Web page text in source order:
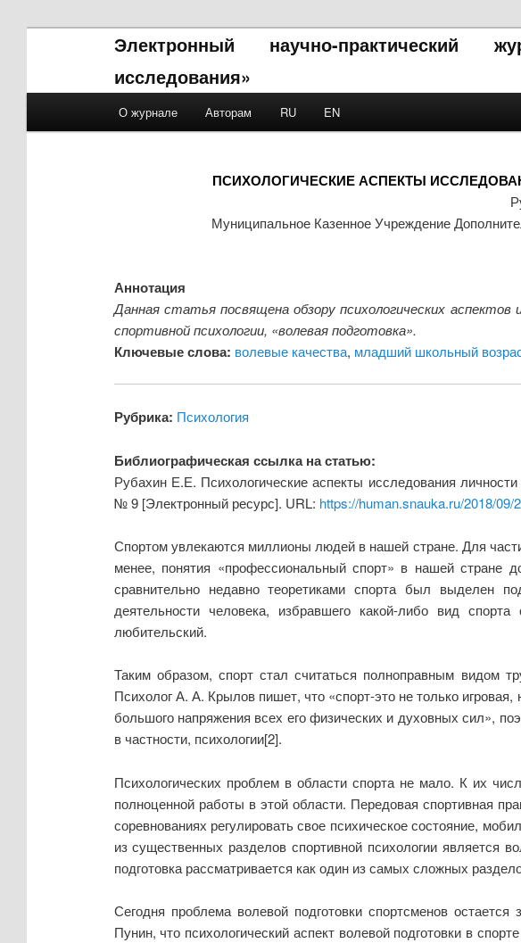
Электронный научно-практический
исследования»
Skip to primary content
Skip to secondary content
О журнале Авторам RU EN
ПСИХОЛОГИЧЕСКИЕ АСПЕКТЫ
Муниципальное Казенное Учреждение
Аннотация
Данная статья посвящена обзору психологических
спортивной психологии, «волевая подготовка».
Ключевые слова: волевые качества, младший школьный
Рубрика: Психология
Библиографическая ссылка на статью:
Рубахин Е.Е. Психологические аспекты исследования
№ 9 [Электронный ресурс]. URL: https://human.snauka.ru/2018/09/
Спортом увлекаются миллионы людей в нашей стране. Для
менее, понятия «профессиональный спорт» в нашей
сравнительно недавно теоретиками спорта был выделен
деятельности человека, избравшего какой-либо вид
любительский.
Таким образом, спорт стал считаться полноправным видом
Психолог А. А. Крылов пишет, что «спорт-это не только
большого напряжения всех его физических и духовных сил»,
в частности, психологии[2].
Психологических проблем в области спорта не мало. К их
полноценной работы в этой области. Передовая спортивная
соревнованиях регулировать свое психическое состояние,
из существенных разделов спортивной психологии является
подготовка рассматривается как один из самых сложных
Сегодня проблема волевой подготовки спортсменов
Пунин, что психологический аспект волевой подготовки в